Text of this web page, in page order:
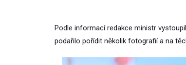
Podle informací redakce ministr
podařilo pořídit několik fotografií a na